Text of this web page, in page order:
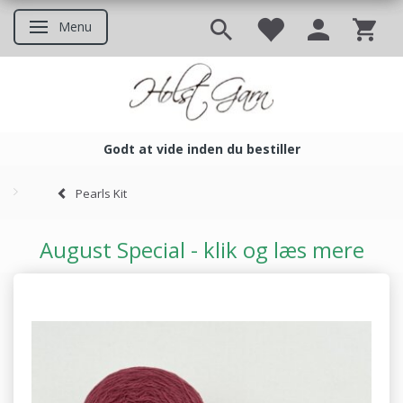
Skifte navigation
Menu
Godt at vide inden du bestiller
Pearls Kit
August Special - klik og læs mere